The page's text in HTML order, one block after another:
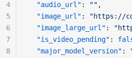
"audio_url" : "" ,
"image_url" :
"https://
"image_large_url" :
"is_video_pending" :
"major_model_version" :
4
5
6
7
8